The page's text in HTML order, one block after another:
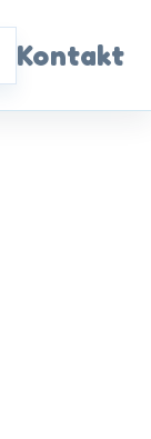
Kontakt